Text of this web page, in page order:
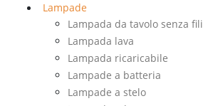
Lampade
Lampada da tavolo senza fili
Lampada lava
Lampada ricaricabile
Lampade a batteria
Lampade a stelo